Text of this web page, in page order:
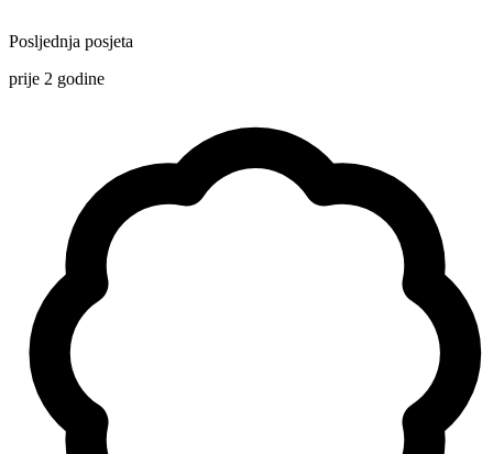
Posljednja posjeta
prije 2 godine